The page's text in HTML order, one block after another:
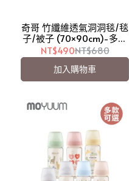
奇哥 竹纖維透氣洞洞毯/毯
子/被子 (70×90cm)-多款
可選【愛吾兒】
NT$490NT$680
加入購物車